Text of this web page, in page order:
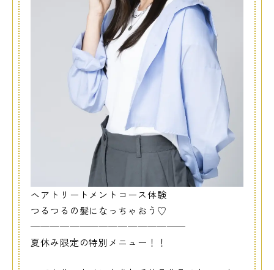
ヘアトリートメントコース体験
つるつるの髪になっちゃおう♡
————————————————
夏休み限定の特別メニュー！！